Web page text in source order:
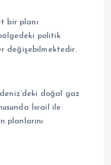
bir planı
politik
değişebilmektedir.
doğal gaz
İsrail ile
planlarını